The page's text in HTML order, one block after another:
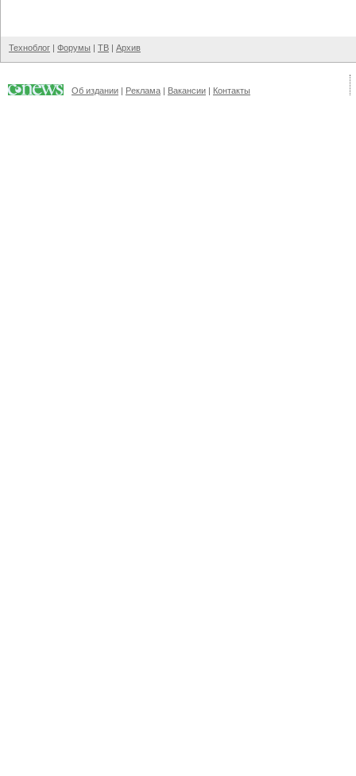
Техноблог | Форумы | ТВ | Архив
Об издании | Реклама | Вакансии | Контакты